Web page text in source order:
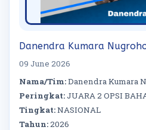
Danendra Kumara
09 June 2026
Nama/Tim:Danendra Kumara
Peringkat:JUARA 2 OPSI
Tingkat:NASIONAL
Tahun:2026